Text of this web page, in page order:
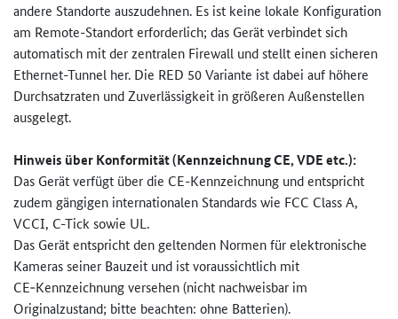
andere Standorte auszudehnen. Es ist keine lokale Konfiguration
am Remote-Standort erforderlich; das Gerät verbindet sich
automatisch mit der zentralen Firewall und stellt einen sicheren
Ethernet-Tunnel her. Die RED 50 Variante ist dabei auf höhere
Durchsatzraten und Zuverlässigkeit in größeren Außenstellen
ausgelegt.
Hinweis über Konformität (Kennzeichnung CE, VDE etc.):
Das Gerät verfügt über die CE-Kennzeichnung und entspricht
zudem gängigen internationalen Standards wie FCC Class A,
VCCI, C-Tick sowie UL.
Das Gerät entspricht den geltenden Normen für elektronische
Kameras seiner Bauzeit und ist voraussichtlich mit
CE‑Kennzeichnung versehen (nicht nachweisbar im
Originalzustand; bitte beachten: ohne Batterien).